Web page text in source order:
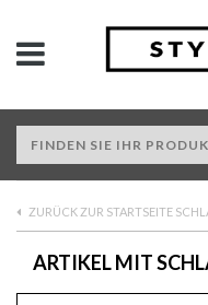
ZURÜCK ZUR STARTSEITE
ARTIKEL MIT